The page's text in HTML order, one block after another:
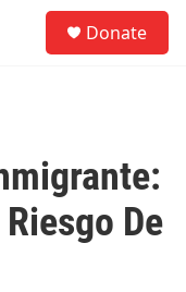
Donate
De